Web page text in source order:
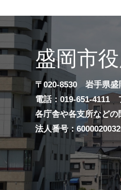
盛岡市
〒020-8530 岩手県
電話：019-651-4111
各庁舎や各支所など
法人番号：